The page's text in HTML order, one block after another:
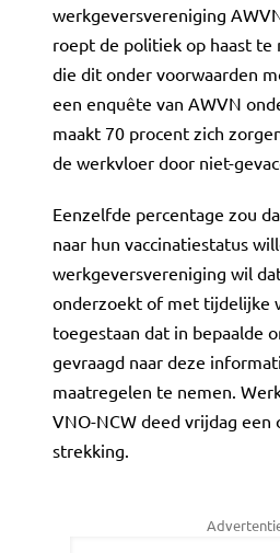
werkgeversvereniging
roept de politiek op haast
die dit onder voorwaarden
een enquête van AWVN
maakt 70 procent zich
de werkvloer door niet-
Eenzelfde percentage zou
naar hun vaccinatiestatus
werkgeversvereniging wil
onderzoekt of met tijdelijke
toegestaan dat in bepaalde
gevraagd naar deze
maatregelen te nemen.
VNO-NCW deed vrijdag
strekking.